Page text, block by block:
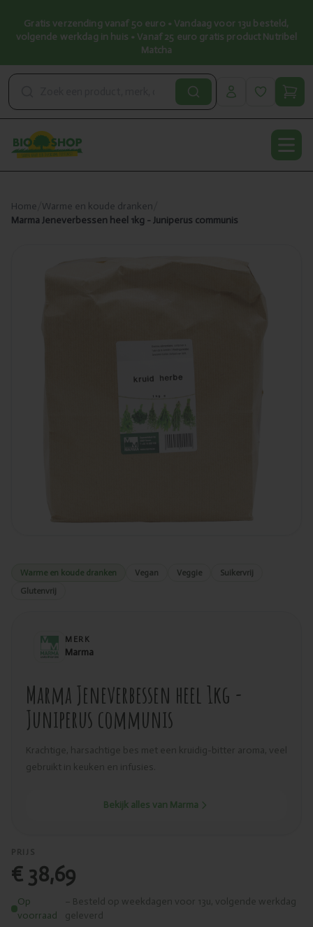
Gratis verzending vanaf 50 euro • Vandaag voor 13u besteld,
volgende werkdag in huis • Vanaf 25 euro gratis product Nutribel
Matcha
Home Warme en koude dranken
Marma Jeneverbessen heel 1kg - Juniperus communis
Warme en koude dranken Vegan Veggie
Suikervrij
Glutenvrij
MERK
Marma
Marma Jeneverbessen heel 1kg -
Juniperus communis
Krachtige, harsachtige bes met een kruidig-bitter aroma, veel
gebruikt in keuken en infusies.
Bekijk alles van Marma
PRIJS
€ 38,69
Op
voorraad
– Besteld op weekdagen voor 13u, volgende werkdag
geleverd